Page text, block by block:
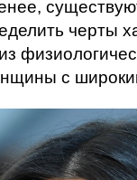
черты
с